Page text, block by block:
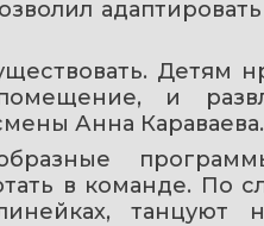
Детям
и
Анна Караваева.
в команде. По
танцуют